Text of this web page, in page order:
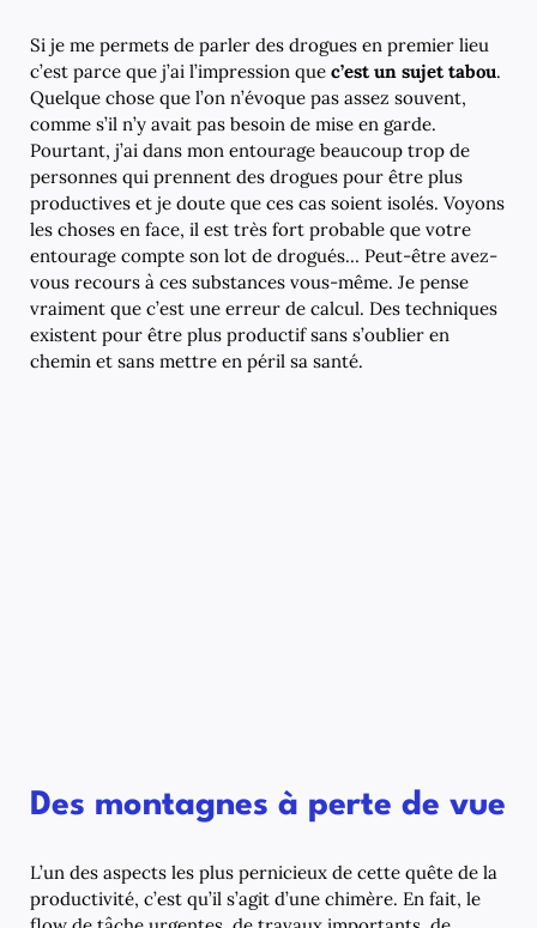
Si je me permets de parler des drogues en premier lieu
c’est parce que j’ai l’impression que c’est un sujet tabou.
Quelque chose que l’on n’évoque pas assez souvent,
comme s’il n’y avait pas besoin de mise en garde.
Pourtant, j’ai dans mon entourage beaucoup trop de
personnes qui prennent des drogues pour être plus
productives et je doute que ces cas soient isolés. Voyons
les choses en face, il est très fort probable que votre
entourage compte son lot de drogués… Peut-être avez-
vous recours à ces substances vous-même. Je pense
vraiment que c’est une erreur de calcul. Des techniques
existent pour être plus productif sans s’oublier en
chemin et sans mettre en péril sa santé.
Des montagnes à perte de vue
L’un des aspects les plus pernicieux de cette quête de la
productivité, c’est qu’il s’agit d’une chimère. En fait, le